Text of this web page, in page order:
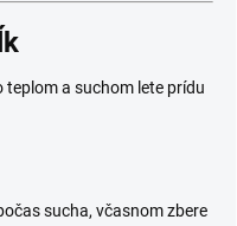
teplom a suchom lete prídu
sucha, včasnom zbere